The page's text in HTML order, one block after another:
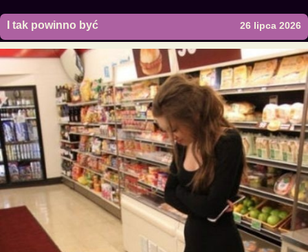
I tak powinno być 26 lipca 2026